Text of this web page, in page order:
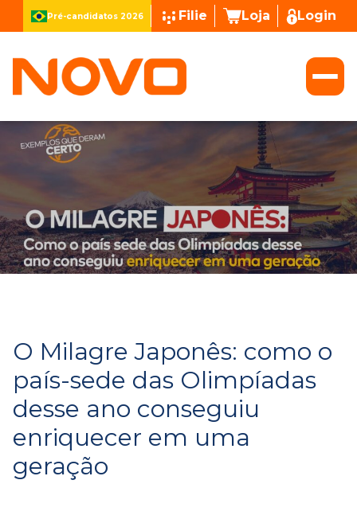
Pré-candidatos 2026 Filie Loja Login
O Milagre Japonês: como o
país-sede das Olimpíadas
desse ano conseguiu
enriquecer em uma
geração